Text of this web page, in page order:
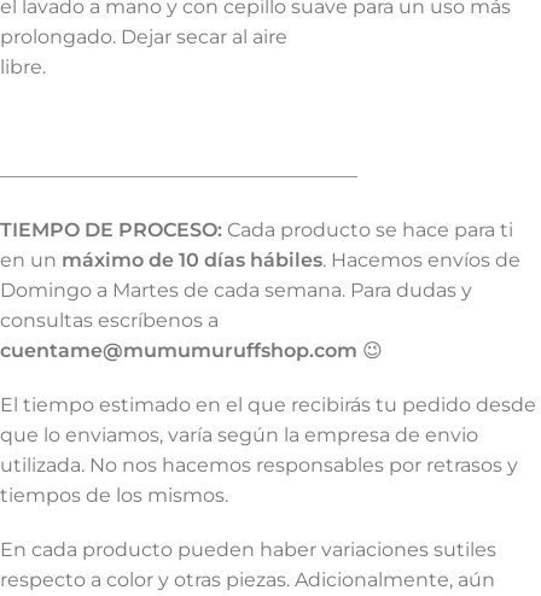
el lavado a mano y con cepillo suave para un uso más
prolongado. Dejar secar al aire
libre.
——————————————————–
TIEMPO DE PROCESO: Cada producto se hace para ti
en un máximo de 10 días hábiles. Hacemos envíos de
Domingo a Martes de cada semana. Para dudas y
consultas escríbenos a
cuentame@mumumuruffshop.com 😉
El tiempo estimado en el que recibirás tu pedido desde
que lo enviamos, varía según la empresa de envio
utilizada. No nos hacemos responsables por retrasos y
tiempos de los mismos.
En cada producto pueden haber variaciones sutiles
respecto a color y otras piezas. Adicionalmente, aún